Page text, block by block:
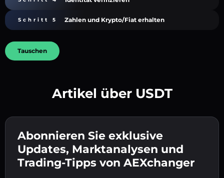
Gib deine Krypto-Wallet-Adresse ein 👉 fahre
mit dem nächsten Schritt fort.
Bestätige deine Identität 👉 fahre mit dem
letzten Schritt fort.
Schritt 5 Zahlen und Krypto/Fiat erhalten
Sende die Einzahlung 👉 erhalte Krypto oder
Fiat in deiner Wallet.
Tauschen
Artikel über USDT
Abonnieren Sie exklusive
Updates, Marktanalysen und
Trading-Tipps von AEXchanger